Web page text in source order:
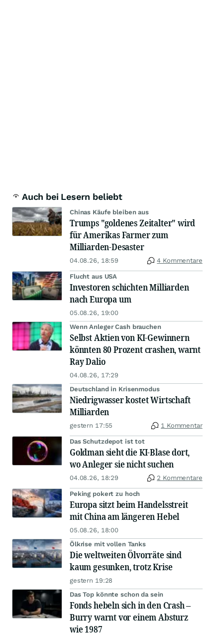
Auch bei Lesern beliebt
Chinas Käufe bleiben aus
Trumps "goldenes Zeitalter" wird
für Amerikas Farmer zum
Milliarden-Desaster
04.08.26, 18:59 4 Kommentare
Flucht aus USA
Investoren schichten Milliarden
nach Europa um
05.08.26, 19:00
Wenn Anleger Cash brauchen
Selbst Aktien von KI-Gewinnern
könnten 80 Prozent crashen, warnt
Ray Dalio
04.08.26, 17:29
Deutschland in Krisenmodus
Niedrigwasser kostet Wirtschaft
Milliarden
gestern 17:55 1 Kommentar
Das Schutzdepot ist tot
Goldman sieht die KI-Blase dort,
wo Anleger sie nicht suchen
04.08.26, 18:29 2 Kommentare
Peking pokert zu hoch
Europa sitzt beim Handelsstreit
mit China am längeren Hebel
05.08.26, 18:00
Ölkrise mit vollen Tanks
Die weltweiten Ölvorräte sind
kaum gesunken, trotz Krise
gestern 19:28
Das Top könnte schon da sein
Fonds hebeln sich in den Crash –
Burry warnt vor einem Absturz
wie 1987